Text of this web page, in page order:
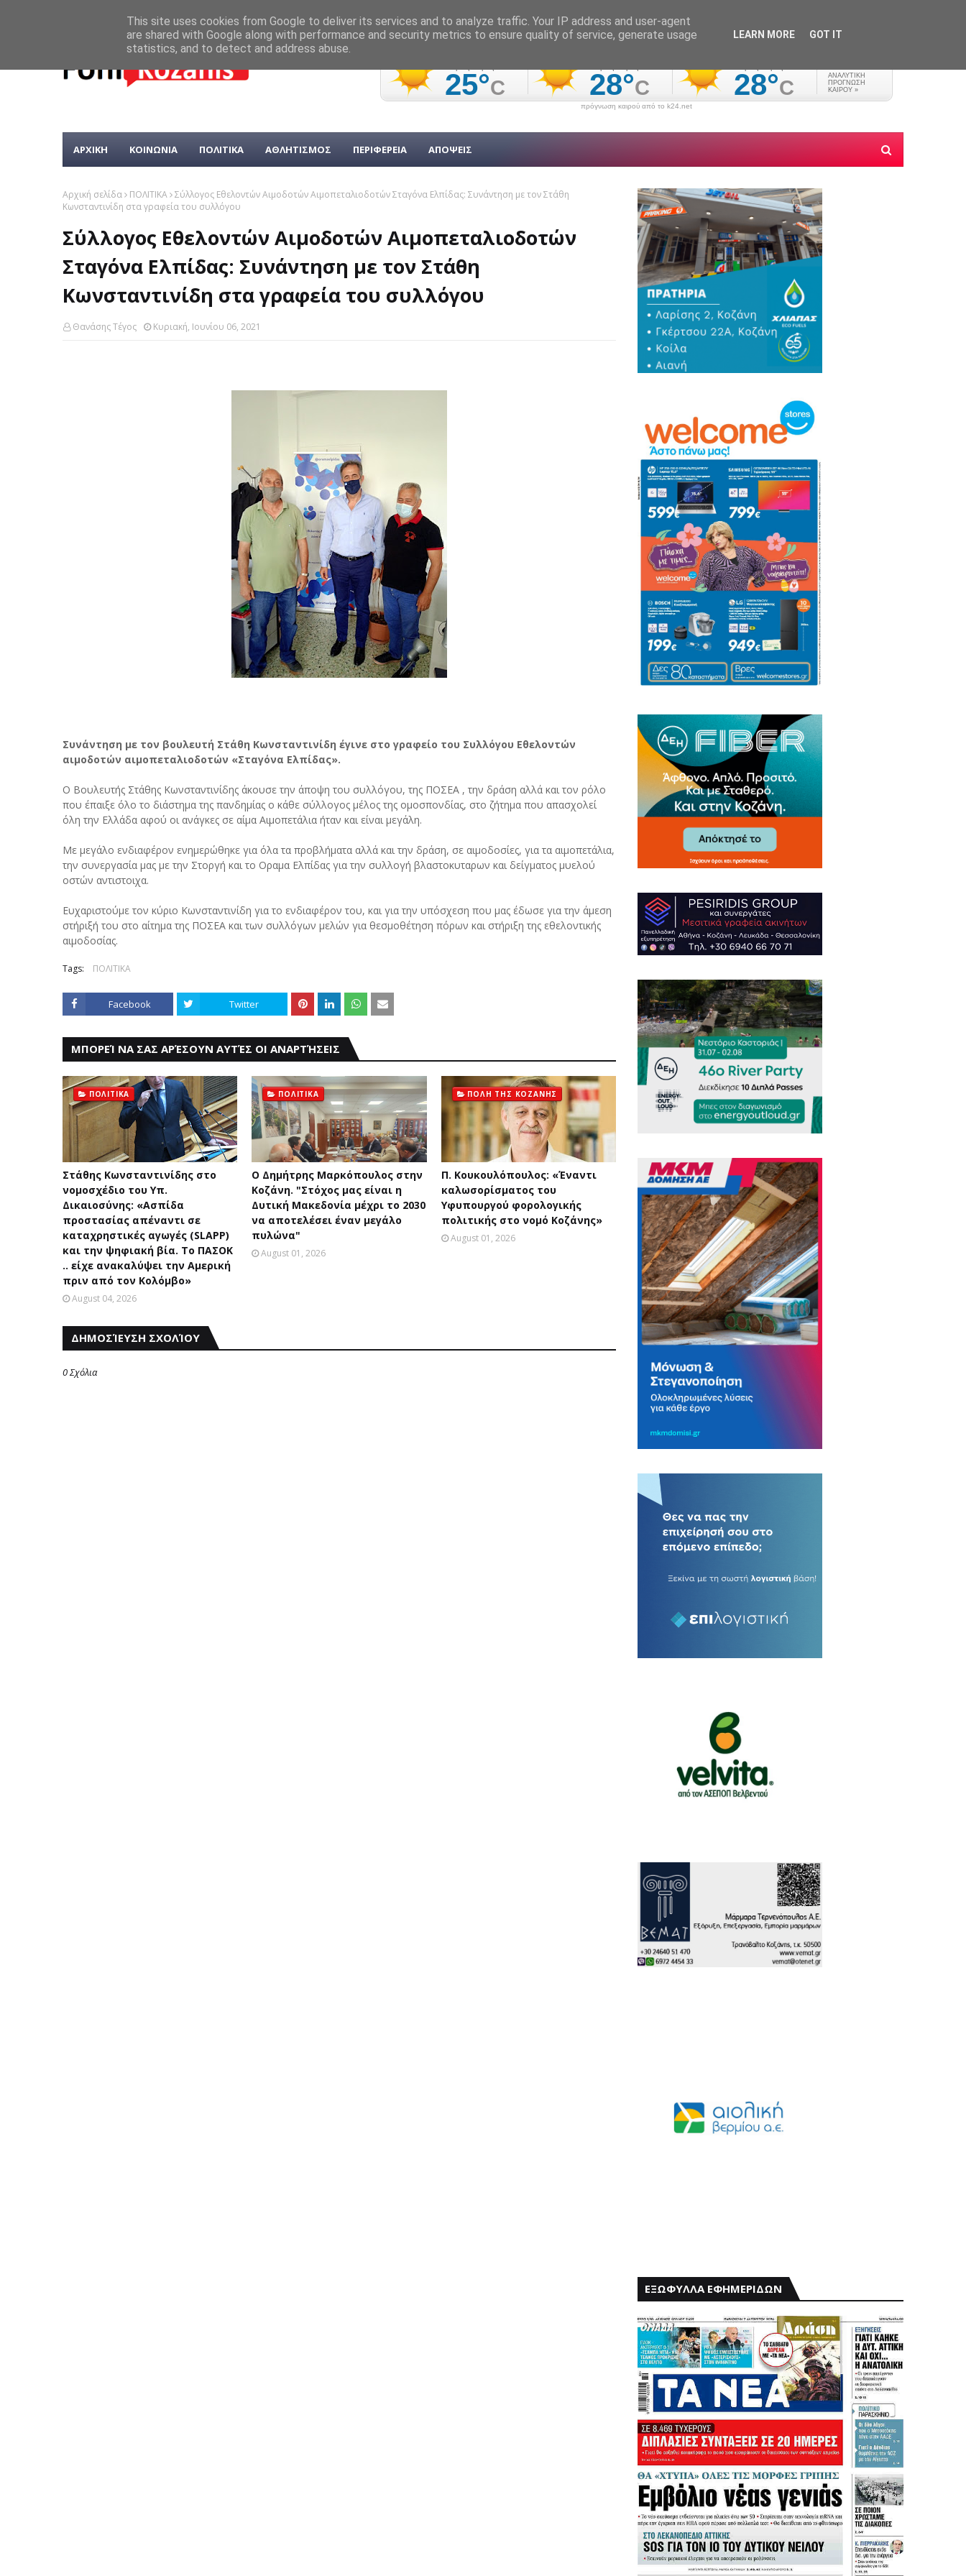
πρόγνωση καιρού από το k24.net
ΑΡΧΙΚΗ ΚΟΙΝΩΝΙΑ ΠΟΛΙΤΙΚΑ ΑΘΛΗΤΙΣΜΟΣ ΠΕΡΙΦΕΡΕΙΑ ΑΠΟΨΕΙΣ
Αρχική σελίδα ΠΟΛΙΤΙΚΑ Σύλλογος Εθελοντών Αιμοδοτών Αιμοπεταλιοδοτών Σταγόνα Ελπίδας: Συνάντηση με τον Στάθη
Κωνσταντινίδη στα γραφεία του συλλόγου
Σύλλογος Εθελοντών Αιμοδοτών Αιμοπεταλιοδοτών
Σταγόνα Ελπίδας: Συνάντηση με τον Στάθη
Κωνσταντινίδη στα γραφεία του συλλόγου
Θανάσης Τέγος Κυριακή, Ιουνίου 06, 2021
Συνάντηση με τον βουλευτή Στάθη Κωνσταντινίδη έγινε στο γραφείο του Συλλόγου Εθελοντών
αιμοδοτών αιμοπεταλιοδοτών «Σταγόνα Ελπίδας».
Ο Βουλευτής Στάθης Κωνσταντινίδης άκουσε την άποψη του συλλόγου, της ΠΟΣΕΑ , την δράση αλλά και τον ρόλο
που έπαιξε όλο το διάστημα της πανδημίας ο κάθε σύλλογος μέλος της ομοσπονδίας, στο ζήτημα που απασχολεί
όλη την Ελλάδα αφού οι ανάγκες σε αίμα Αιμοπετάλια ήταν και είναι μεγάλη.
Με μεγάλο ενδιαφέρον ενημερώθηκε για όλα τα προβλήματα αλλά και την δράση, σε αιμοδοσίες, για τα αιμοπετάλια,
την συνεργασία μας με την Στοργή και το Οραμα Ελπίδας για την συλλογή βλαστοκυταρων και δείγματος μυελού
οστών αντιστοιχα.
Ευχαριστούμε τον κύριο Κωνσταντινίδη για το ενδιαφέρον του, και για την υπόσχεση που μας έδωσε για την άμεση
στήριξή του στο αίτημα της ΠΟΣΕΑ και των συλλόγων μελών για θεσμοθέτηση πόρων και στήριξη της εθελοντικής
αιμοδοσίας.
Tags: ΠΟΛΙΤΙΚΑ
Facebook Twitter
ΜΠΟΡΕΊ ΝΑ ΣΑΣ ΑΡΈΣΟΥΝ ΑΥΤΈΣ ΟΙ ΑΝΑΡΤΉΣΕΙΣ
ΠΟΛΙΤΙΚΑ
Στάθης Κωνσταντινίδης στο
νομοσχέδιο του Υπ.
Δικαιοσύνης: «Ασπίδα
προστασίας απέναντι σε
καταχρηστικές αγωγές (SLAPP)
και την ψηφιακή βία. Το ΠΑΣΟΚ
.. είχε ανακαλύψει την Αμερική
πριν από τον Κολόμβο»
August 04, 2026
ΠΟΛΙΤΙΚΑ
Ο Δημήτρης Μαρκόπουλος στην
Κοζάνη. "Στόχος μας είναι η
Δυτική Μακεδονία μέχρι το 2030
να αποτελέσει έναν μεγάλο
πυλώνα"
August 01, 2026
ΠΟΛΗ ΤΗΣ ΚΟΖΑΝΗΣ
Π. Κουκουλόπουλος: «Έναντι
καλωσορίσματος του
Υφυπουργού φορολογικής
πολιτικής στο νομό Κοζάνης»
August 01, 2026
ΔΗΜΟΣΊΕΥΣΗ ΣΧΟΛΊΟΥ
0 Σχόλια
ΕΞΩΦΥΛΛΑ ΕΦΗΜΕΡΙΔΩΝ
This site uses cookies from Google to deliver its services and to analyze traffic. Your IP address and user-agent
are shared with Google along with performance and security metrics to ensure quality of service, generate usage
statistics, and to detect and address abuse.
LEARN MORE GOT IT